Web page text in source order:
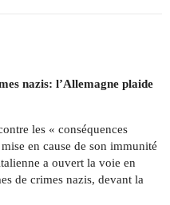
nazis: l’Allemagne plaide
les « conséquences
en cause de son immunité
a ouvert la voie en
de crimes nazis, devant la